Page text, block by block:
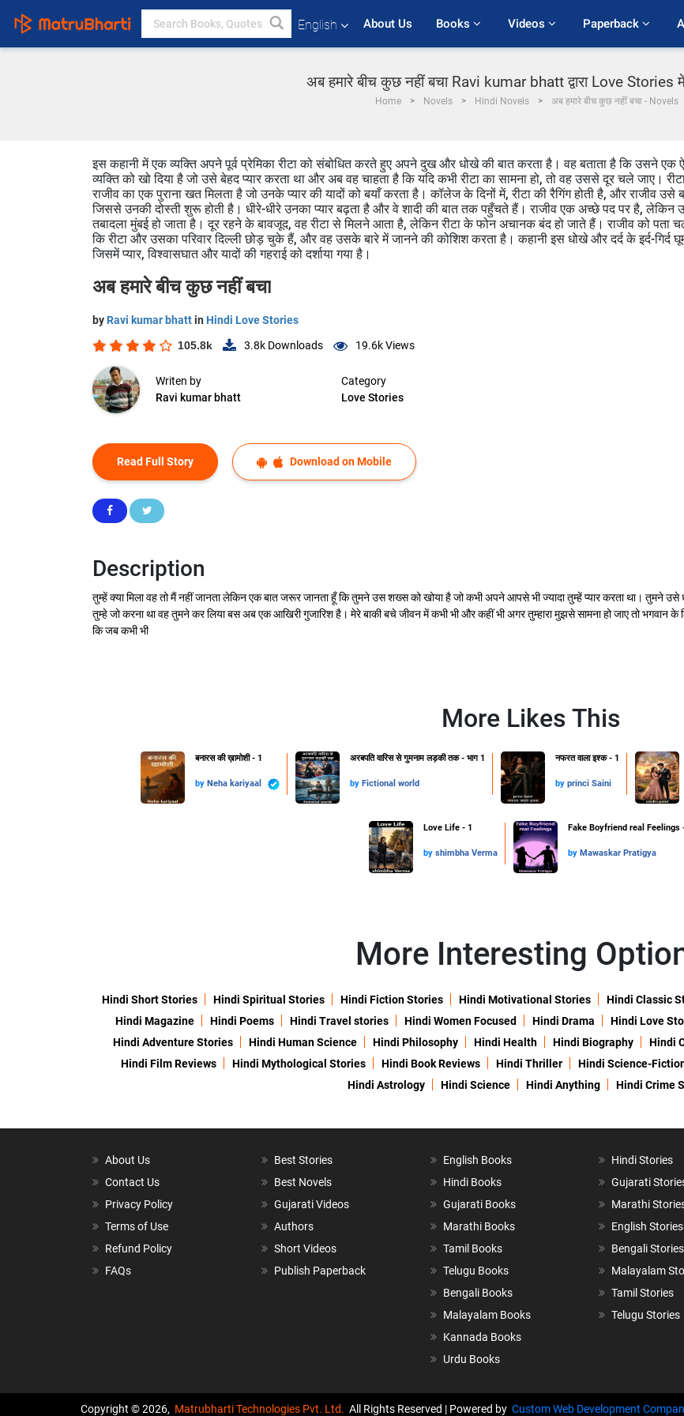
English About Us Books Videos Paperback
अब हमारे बीच कुछ नहीं बचा Ravi kumar bhatt द्वारा Love Stories में
Home Novels Hindi Novels अब हमारे बीच कुछ नहीं बचा - Novels
इस कहानी में एक व्यक्ति अपने पूर्व प्रेमिका रीटा को संबोधित करते हुए अपने दुख और धोखे की बात करता है। वह बताता है कि उसने एक
व्यक्ति को खो दिया है जो उसे बेहद प्यार करता था और अब वह चाहता है कि यदि कभी रीटा का सामना हो, तो वह उससे दूर चले जाए।
राजीव का एक पुराना खत मिलता है जो उनके प्यार की यादों को बयाँ करता है। कॉलेज के दिनों में, रीटा की रैगिंग होती है, और राजीव उसे
जिससे उनकी दोस्ती शुरू होती है। धीरे-धीरे उनका प्यार बढ़ता है और वे शादी की बात तक पहुँचते हैं। राजीव एक अच्छे पद पर है, लेकिन
तबादला मुंबई हो जाता है। दूर रहने के बावजूद, वह रीटा से मिलने आता है, लेकिन रीटा के फोन अचानक बंद हो जाते हैं। राजीव को पता
कि रीटा और उसका परिवार दिल्ली छोड़ चुके हैं, और वह उसके बारे में जानने की कोशिश करता है। कहानी इस धोखे और दर्द के इर्द-गिर्द
जिसमें प्यार, विश्वासघात और यादों की गहराई को दर्शाया गया है।
अब हमारे बीच कुछ नहीं बचा
by Ravi kumar bhattin Hindi Love Stories
105.8k 3.8k Downloads 19.6kViews
Writen by
Ravi kumar bhatt
Category
Love Stories
Read Full Story Download on Mobile
Description
तुम्हें क्या मिला वह तो मैं नहीं जानता लेकिन एक बात जरूर जानता हूँ कि तुमने उस शख्स को खोया है जो कभी अपने आपसे भी ज्यादा तुम्हें प्यार करता था। तुमने
तुम्हे जो करना था वह तुमने कर लिया बस अब एक आखिरी गुजारिश है। मेरे बाकी बचे जीवन में कभी भी और कहीं भी अगर तुम्हारा मुझसे सामना हो जाए तो भगवान के
कि जब कभी भी
More Likes This
बनारस की ख़ामोशी - 1
by Neha kariyaal
अरबपति वारिस से गुमनाम लड़की तक - भाग 1
by Fictional world
नफरत वाला इश्क - 1
by princi Saini
Love Life - 1
by shimbha Verma
Fake Boyfriend real Feelings
by Mawaskar Pratigya
More Interesting
Hindi Short Stories Hindi Spiritual Stories Hindi Fiction Stories Hindi Motivational Stories Hindi Classic
Hindi Magazine
Hindi Poems Hindi Travel stories Hindi Women Focused Hindi Drama Hindi Love
Hindi Adventure Stories
Hindi Human Science Hindi Philosophy Hindi Health Hindi Biography Hindi
Hindi Film Reviews
Hindi Mythological Stories Hindi Book Reviews Hindi Thriller Hindi Science-
Hindi Astrology
Hindi Science Hindi Anything Hindi Crime
About Us
Contact Us
Privacy Policy
Terms of Use
Refund Policy
FAQs
Best Stories
Best Novels
Gujarati Videos
Authors
Short Videos
Publish Paperback
English Books
Hindi Books
Gujarati Books
Marathi Books
Tamil Books
Telugu Books
Bengali Books
Malayalam Books
Kannada Books
Urdu Books
Hindi Stories
Gujarati
Marathi
English Stories
Bengali Stories
Malayalam
Tamil Stories
Telugu Stories
Copyright © 2026, Matrubharti Technologies Pvt. Ltd. All Rights Reserved | Powered by Custom Web Development